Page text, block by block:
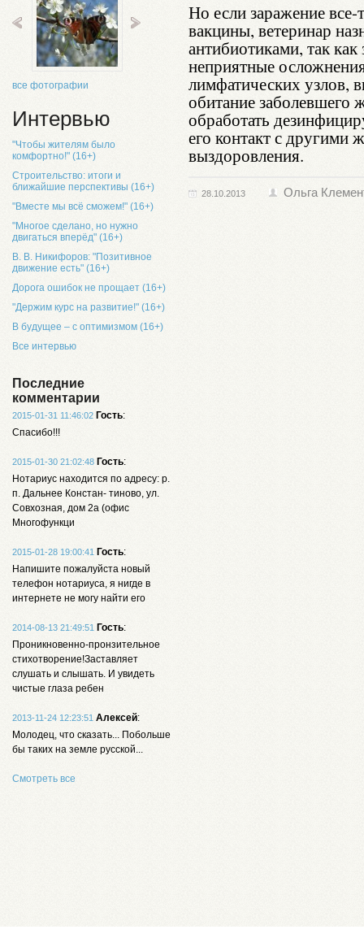
все фотографии
Интервью
"Чтобы жителям было
комфортно!" (16+)
Строительство: итоги и
ближайшие перспективы (16+)
"Вместе мы всё сможем!" (16+)
"Многое сделано, но нужно
двигаться вперёд" (16+)
В. В. Никифоров: "Позитивное
движение есть" (16+)
Дорога ошибок не прощает (16+)
"Держим курс на развитие!" (16+)
В будущее – с оптимизмом (16+)
Все интервью
Последние
комментарии
2015-01-31 11:46:02 Гость:
Спасибо!!!
2015-01-30 21:02:48 Гость:
Нотариус находится по адресу: р.
п. Дальнее Констан- тиново, ул.
Совхозная, дом 2а (офис
Многофункци
2015-01-28 19:00:41 Гость:
Напишите пожалуйста новый
телефон нотариуса, я нигде в
интернете не могу найти его
2014-08-13 21:49:51 Гость:
Проникновенно-пронзительное
стихотворение!Заставляет
слушать и слышать. И увидеть
чистые глаза ребен
2013-11-24 12:23:51 Алексей:
Молодец, что сказать... Побольше
бы таких на земле русской...
Смотреть все
Но если заражение
вакцины, ветеринар
антибиотиками, так
неприятные
лимфатических узлов,
обитание заболевшего
обработать
его контакт с другими
выздоровления.
28.10.2013 Ольга